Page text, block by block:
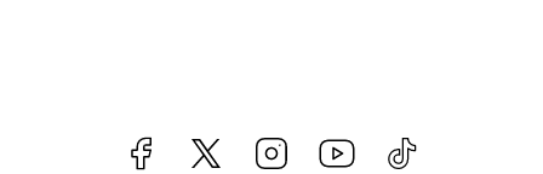
Facebook NataliNabytek
Instagram YouTube